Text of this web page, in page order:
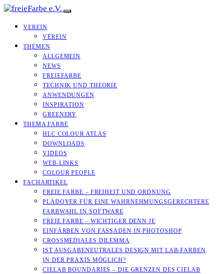
VEREIN
VEREIN
THEMEN
ALLGEMEIN
NEWS
FREIEFARBE
TECHNIK UND THEORIE
ANWENDUNGEN
INSPIRATION
GREENERY
THEMA FARBE
HLC COLOUR ATLAS
DOWNLOADS
VIDEOS
WEB-LINKS
COLOUR PEOPLE
FACHARTIKEL
FREIE FARBE – FREIHEIT UND ORDNUNG
PLÄDOYER FÜR EINE WAHRNEHMUNGS­­GERECHTERE
FARBWAHL IN SOFTWARE
FREIE FARBE – WICHTIGER DENN JE
EINFÄRBEN VON FASSADEN IN PHOTOSHOP
CROSSMEDIALES DILEMMA
IST AUSGABENEUTRALES DESIGN MIT LAB-FARBEN
IN DER PRAXIS MÖGLICH?
CIELAB BOUNDARIES – DIE GRENZEN DES CIELAB